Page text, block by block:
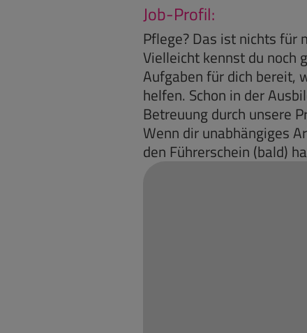
Job-Profil:
Pflege? Das ist nichts für
Vielleicht kennst du noch
Aufgaben für dich bereit,
helfen. Schon in der
Betreuung durch unsere
Wenn dir unabhängiges
den Führerschein (bald)